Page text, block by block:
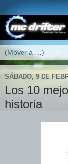
SÁBADO, 9 DE
Los 10
historia